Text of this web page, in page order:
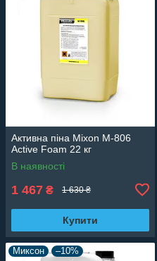
Активна піна Mixon M-806
Active Foam 22 кг
В наявності
1 467 ₴ 1 630 ₴
Купити
Миксон –10%